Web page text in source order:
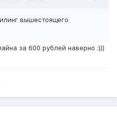
вышестоящего
за 600 рублей наверно :)))